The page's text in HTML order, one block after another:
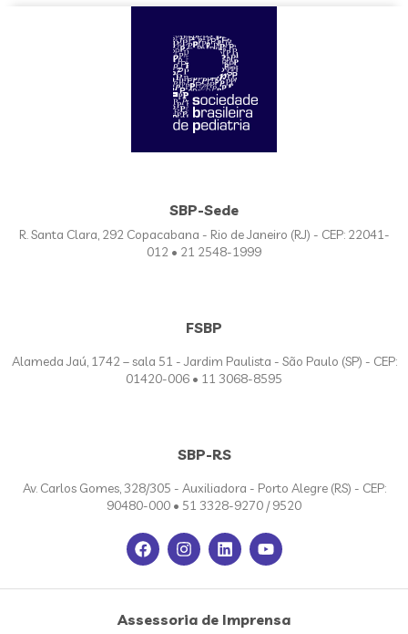
SBP-Sede
R. Santa Clara, 292 Copacabana - Rio de Janeiro (RJ) - CEP: 22041-
012 • 21 2548-1999
FSBP
Alameda Jaú, 1742 – sala 51 - Jardim Paulista - São Paulo (SP) - CEP:
01420-006 • 11 3068-8595
SBP-RS
Av. Carlos Gomes, 328/305 - Auxiliadora - Porto Alegre (RS) - CEP:
90480-000 • 51 3328-9270 / 9520
Assessoria de Imprensa